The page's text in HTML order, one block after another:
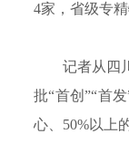
4家，省级专
记者从四
批“首创”“首
心、50%以上